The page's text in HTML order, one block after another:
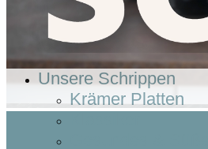
Unsere Schrippen
Krämer Platten